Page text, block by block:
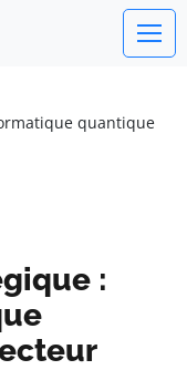
quantique
: